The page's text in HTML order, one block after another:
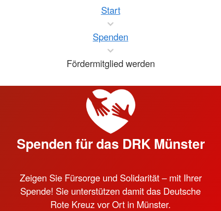
Start
Spenden
Fördermitglied werden
Spenden für das DRK Münster
Zeigen Sie Fürsorge und Solidarität – mit Ihrer
Spende! Sie unterstützen damit das Deutsche
Rote Kreuz vor Ort in Münster.